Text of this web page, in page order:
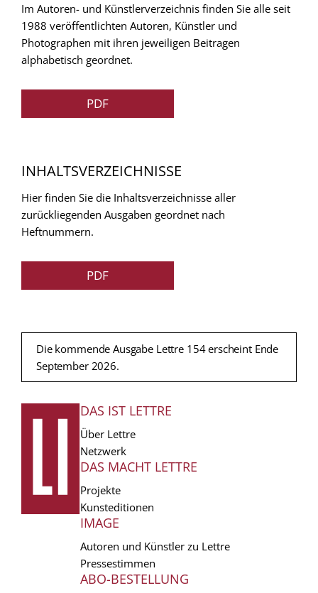
Im Autoren- und Künstlerverzeichnis finden Sie alle seit
1988 veröffentlichten Autoren, Künstler und
Photographen mit ihren jeweiligen Beitragen
alphabetisch geordnet.
PDF
INHALTSVERZEICHNISSE
Hier finden Sie die Inhaltsverzeichnisse aller
zurückliegenden Ausgaben geordnet nach
Heftnummern.
PDF
Die kommende Ausgabe Lettre 154 erscheint Ende
September 2026.
FUSSZEILE
DAS IST LETTRE
Über Lettre
Netzwerk
DAS MACHT LETTRE
Projekte
Kunsteditionen
IMAGE
Autoren und Künstler zu Lettre
Pressestimmen
ABO-BESTELLUNG